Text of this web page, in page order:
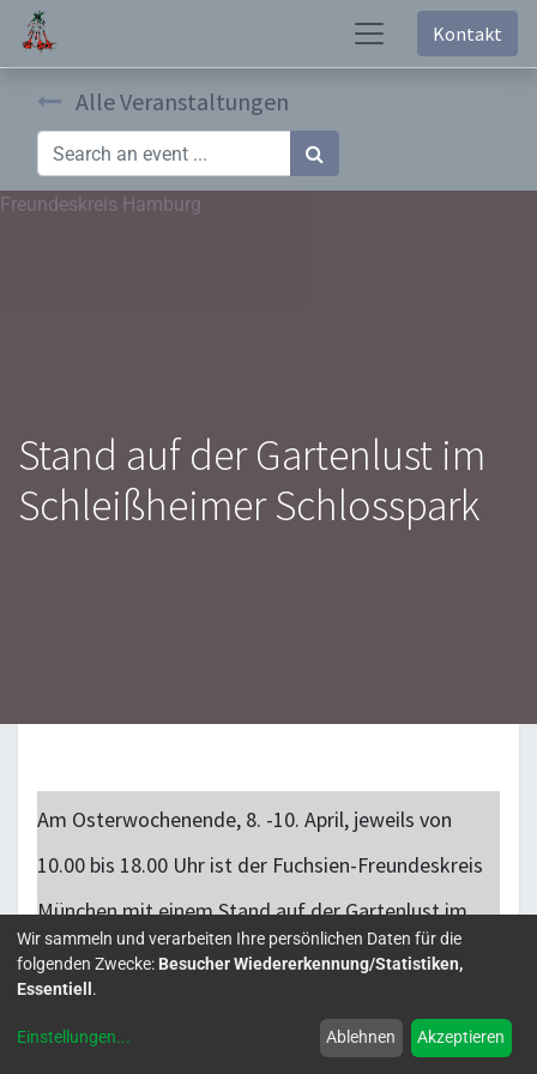
Kontakt
Alle Veranstaltungen
Freundeskreis Hamburg
Stand auf der Gartenlust im
Schleißheimer Schlosspark
Am Osterwochenende, 8. -10. April, jeweils von
10.00 bis 18.00 Uhr ist der Fuchsien-Freundeskreis
München mit einem Stand auf der Gartenlust im
Schleißheimer Schlosspark vertreten. Wir möchten
das Interesse an Fuchsien mit Schaupflanzen
wecken und Interessierte mit
Wir sammeln und verarbeiten Ihre persönlichen Daten für die
folgenden Zwecke: Besucher Wiedererkennung/Statistiken,
Essentiell .
Einstellungen... Ablehnen Akzeptieren